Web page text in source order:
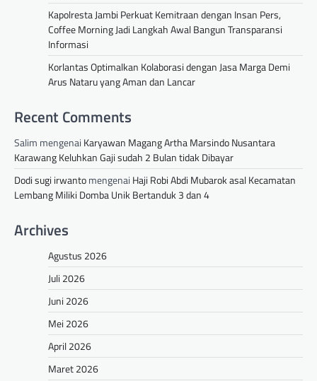
Kapolresta Jambi Perkuat Kemitraan dengan Insan Pers,
Coffee Morning Jadi Langkah Awal Bangun Transparansi
Informasi
Korlantas Optimalkan Kolaborasi dengan Jasa Marga Demi
Arus Nataru yang Aman dan Lancar
Recent Comments
Salim mengenai Karyawan Magang Artha Marsindo Nusantara
Karawang Keluhkan Gaji sudah 2 Bulan tidak Dibayar
Dodi sugi irwantomengenai Haji Robi Abdi Mubarok asal Kecamatan
Lembang Miliki Domba Unik Bertanduk 3 dan 4
Archives
Agustus 2026
Juli 2026
Juni 2026
Mei 2026
April 2026
Maret 2026